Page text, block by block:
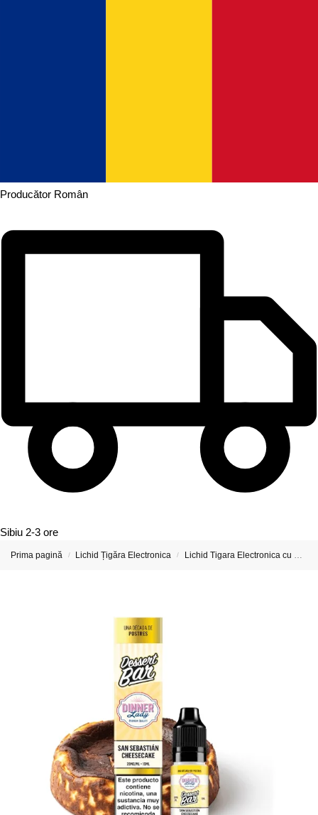
Producător Român
Sibiu 2-3 ore
Prima pagină / Lichid Țigăra Electronica / Lichid Tigara Electronica cu Nicotina